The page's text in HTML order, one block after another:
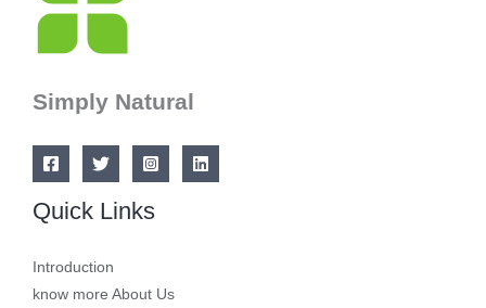
Simply Natural
Quick Links
Introduction
know more About Us